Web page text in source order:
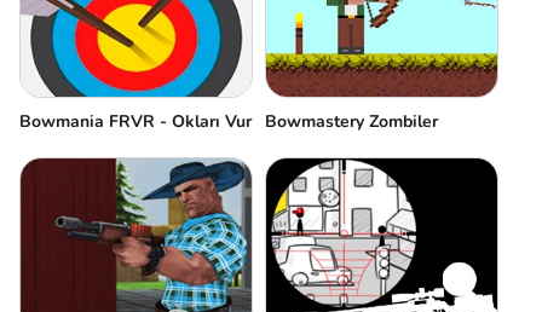
Bowmania FRVR - Okları Vur Bowmastery Zombiler